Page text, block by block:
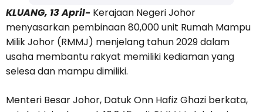
KLUANG, 13 April- Kerajaan Negeri Johor
menyasarkan pembinaan 80,000 unit Rumah Mampu
Milik Johor (RMMJ) menjelang tahun 2029 dalam
usaha membantu rakyat memiliki kediaman yang
selesa dan mampu dimiliki.
Menteri Besar Johor, Datuk Onn Hafiz Ghazi berkata,